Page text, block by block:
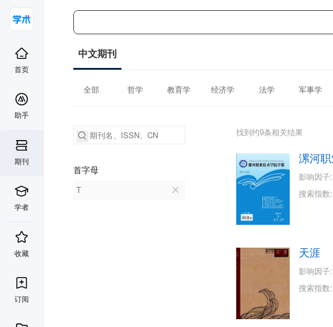
首页
助手
期刊
学者
收藏
订阅
中文期刊
全部 哲学 教育学 经济学 法学 军事学
首字母
T
找到约9条相关结果
漯河
影响因子:
搜索指数:
天涯
影响因子:
搜索指数: